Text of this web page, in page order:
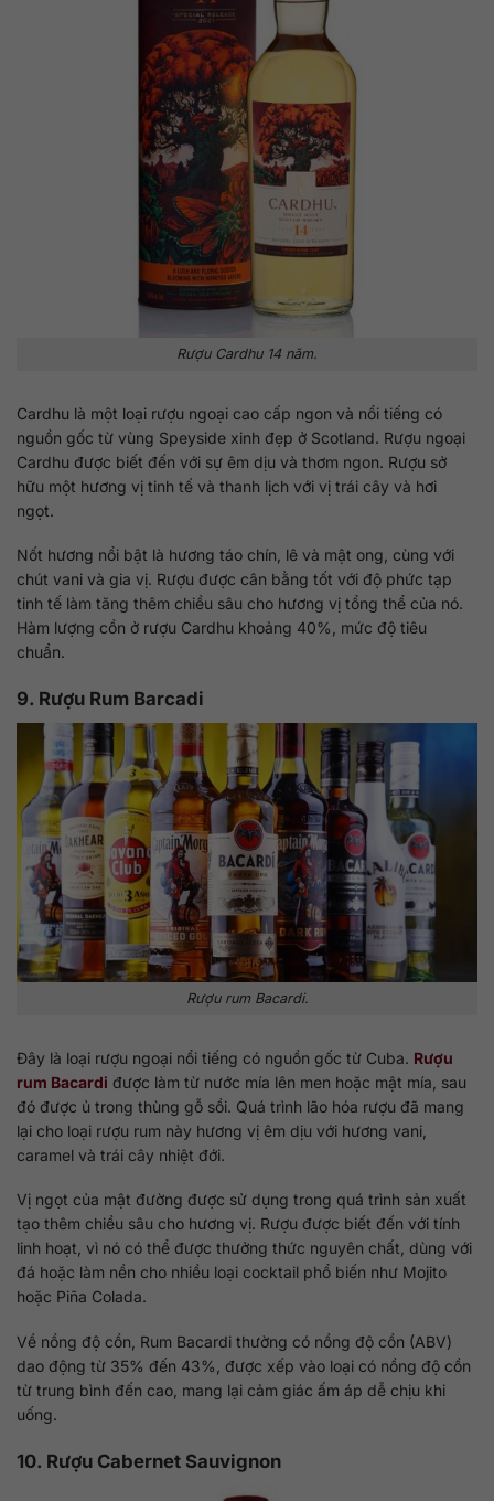
Rượu Cardhu 14 năm.
Cardhu là một loại rượu ngoại cao cấp ngon và nổi tiếng có
nguồn gốc từ vùng Speyside xinh đẹp ở Scotland. Rượu ngoại
Cardhu được biết đến với sự êm dịu và thơm ngon. Rượu sở
hữu một hương vị tinh tế và thanh lịch với vị trái cây và hơi
ngọt.
Nốt hương nổi bật là hương táo chín, lê và mật ong, cùng với
chút vani và gia vị. Rượu được cân bằng tốt với độ phức tạp
tinh tế làm tăng thêm chiều sâu cho hương vị tổng thể của nó.
Hàm lượng cồn ở rượu Cardhu khoảng 40%, mức độ tiêu
chuẩn.
9. Rượu Rum Barcadi
Rượu rum Bacardi.
Đây là loại rượu ngoại nổi tiếng có nguồn gốc từ Cuba. Rượu
rum Bacardi được làm từ nước mía lên men hoặc mật mía, sau
đó được ủ trong thùng gỗ sồi. Quá trình lão hóa rượu đã mang
lại cho loại rượu rum này hương vị êm dịu với hương vani,
caramel và trái cây nhiệt đới.
Vị ngọt của mật đường được sử dụng trong quá trình sản xuất
tạo thêm chiều sâu cho hương vị. Rượu được biết đến với tính
linh hoạt, vì nó có thể được thưởng thức nguyên chất, dùng với
đá hoặc làm nền cho nhiều loại cocktail phổ biến như Mojito
hoặc Piña Colada.
Về nồng độ cồn, Rum Bacardi thường có nồng độ cồn (ABV)
dao động từ 35% đến 43%, được xếp vào loại có nồng độ cồn
từ trung bình đến cao, mang lại cảm giác ấm áp dễ chịu khi
uống.
10. Rượu Cabernet Sauvignon